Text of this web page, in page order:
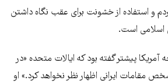
و استفاده از خشونت برای عقب نگاه داشتن
اسلامی است.
پیشتر گفته بود که ایالات متحده «در
مقامات ایرانی اظهار نظر نخواهد کرد.» او